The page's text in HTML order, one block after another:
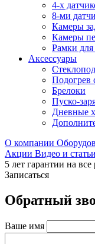
4-х
8-ми
Камеры
Камеры
Рамки
Аксессуары
Подогрев
Брелоки
Пуско-
Дневные
О компании
Акции Видео и статьи
5 лет гарантии на
Записаться
Обратный
Ваше имя